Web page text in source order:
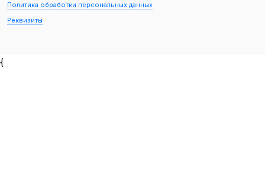
Политика обработки персональных данных
Реквизиты
{